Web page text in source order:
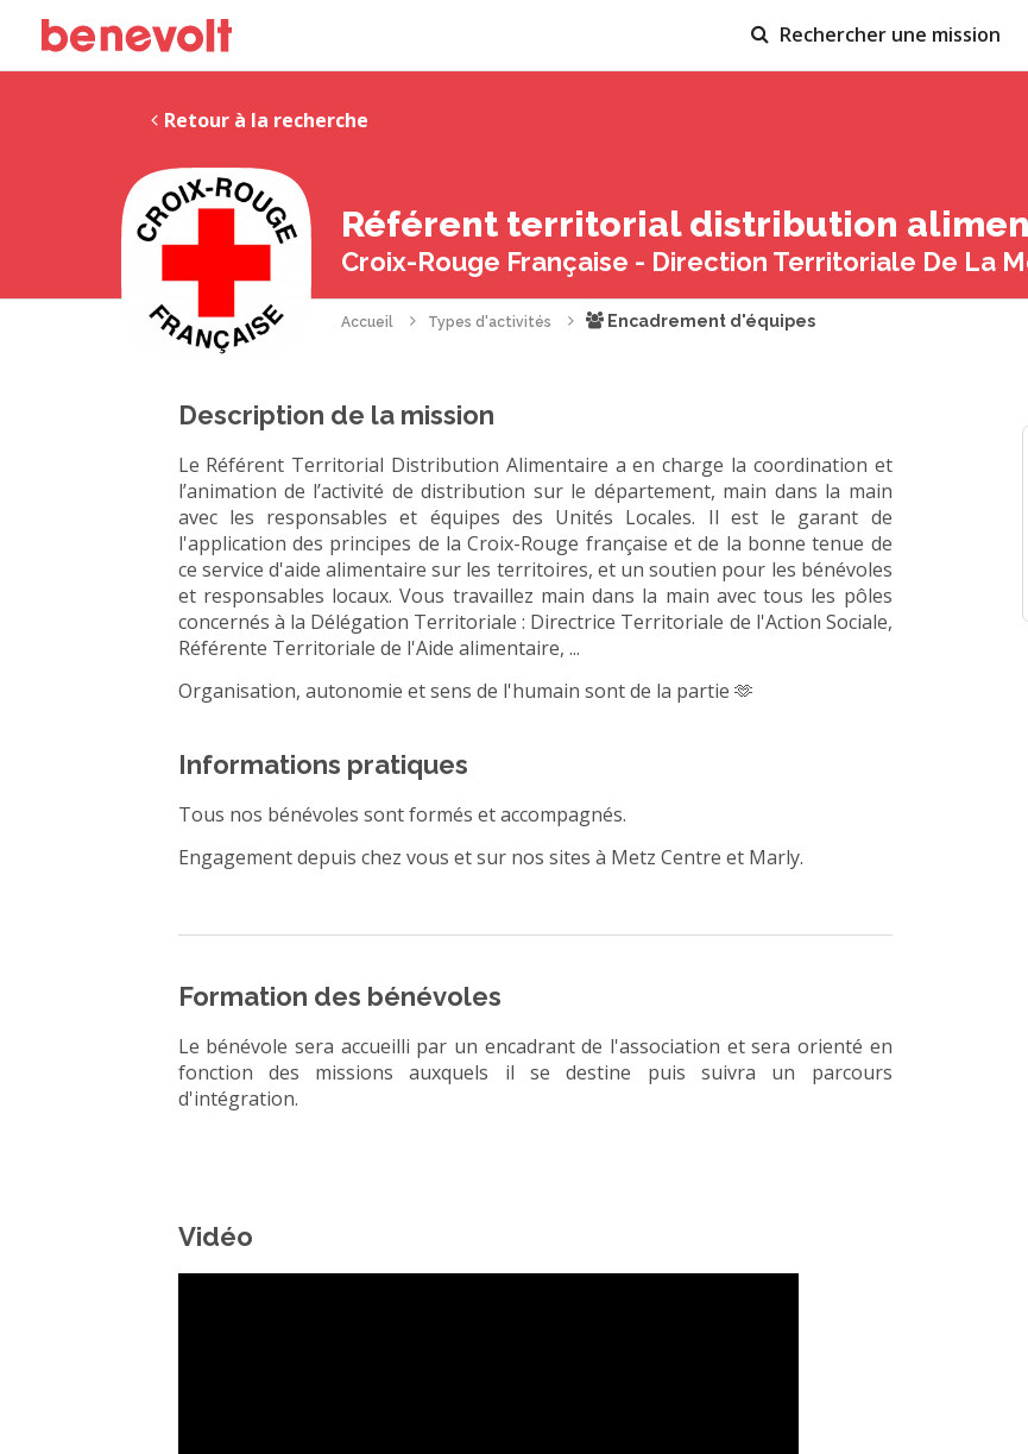
Rechercher une mission
Retour à la recherche
Référent territorial distribution
Croix-Rouge Française - Direction Territoriale De La
Accueil Types d'activités Encadrement d'équipes
Description de la mission
Le Référent Territorial Distribution Alimentaire a en charge la coordination et
l’animation de l’activité de distribution sur le département, main dans la main
avec les responsables et équipes des Unités Locales. Il est le garant de
l'application des principes de la Croix-Rouge française et de la bonne tenue de
ce service d'aide alimentaire sur les territoires, et un soutien pour les bénévoles
et responsables locaux. Vous travaillez main dans la main avec tous les pôles
concernés à la Délégation Territoriale : Directrice Territoriale de l'Action Sociale,
Référente Territoriale de l'Aide alimentaire, ...
Organisation, autonomie et sens de l'humain sont de la partie 🫶
Informations pratiques
Tous nos bénévoles sont formés et accompagnés.
Engagement depuis chez vous et sur nos sites à Metz Centre et Marly.
Formation des bénévoles
Le bénévole sera accueilli par un encadrant de l'association et sera orienté en
fonction des missions auxquels il se destine puis suivra un parcours
d'intégration.
Vidéo